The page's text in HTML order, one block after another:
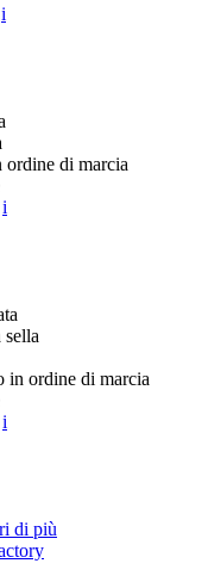
i
ordine di marcia
i
sella
in ordine di marcia
i
di più